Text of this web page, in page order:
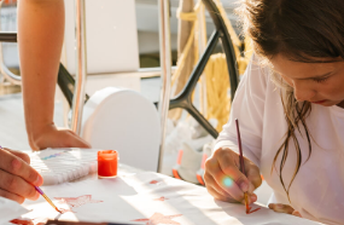
и
, сочинять
красками